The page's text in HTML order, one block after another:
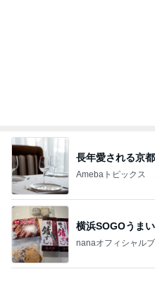
長年愛される京
Amebaトピックス
横浜SOGOうま
nanaオフィシャル